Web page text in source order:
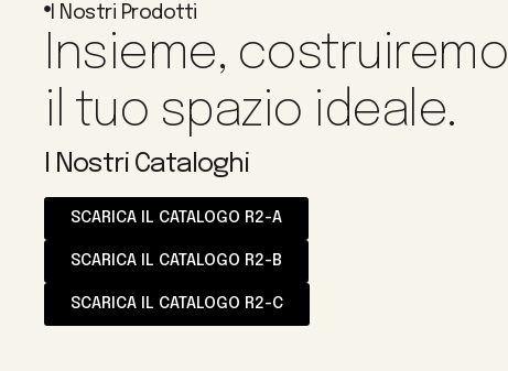
I Nostri Prodotti
Insieme, costruiremo
il tuo spazio ideale.
I Nostri Cataloghi
SCARICA IL CATALOGO R2-A
SCARICA IL CATALOGO R2-B
SCARICA IL CATALOGO R2-C